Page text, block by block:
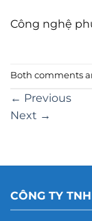
Công nghệ
Both comments
← Previous
Next →
CÔNG TY